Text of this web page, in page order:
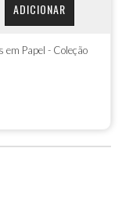
ADICIONAR
Papel - Coleção